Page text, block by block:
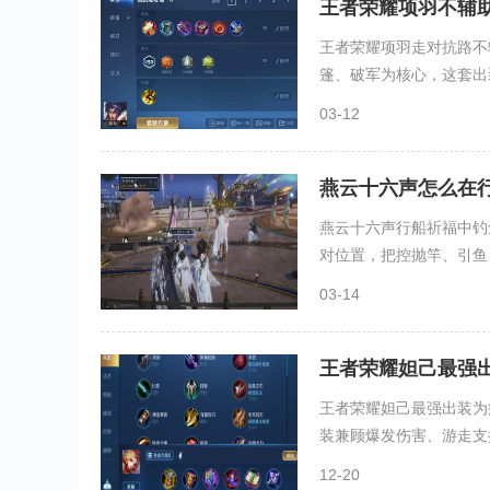
王者荣耀项羽不辅
王者荣耀项羽走对抗路
篷、破军为核心，这套
03-12
燕云十六声怎么在
燕云十六声行船祈福中
对位置，把控抛竿、引
03-14
王者荣耀妲己最强
王者荣耀妲己最强出装
装兼顾爆发伤害、游走
12-20